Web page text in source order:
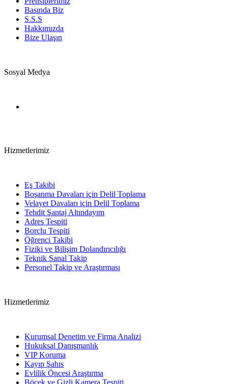
Basında Biz
S.S.S
Hakkımızda
Bize Ulaşın
Sosyal Medya
Hizmetlerimiz
Eş Takibi
Boşanma Davaları için Delil Toplama
Velayet Davaları için Delil Toplama
Tehdit Şantaj Altındayım
Adres Tespiti
Borçlu Tespiti
Öğrenci Takibi
Fiziki ve Bilişim Dolandırıcılığı
Teknik Sanal Takip
Personel Takip ve Araştırması
Hizmetlerimiz
Kurumsal Denetim ve Firma Analizi
Hukuksal Danışmanlık
VIP Koruma
Kayıp Şahıs
Evlilik Öncesi Araştırma
Böcek ve Gizli Kamera Tespiti